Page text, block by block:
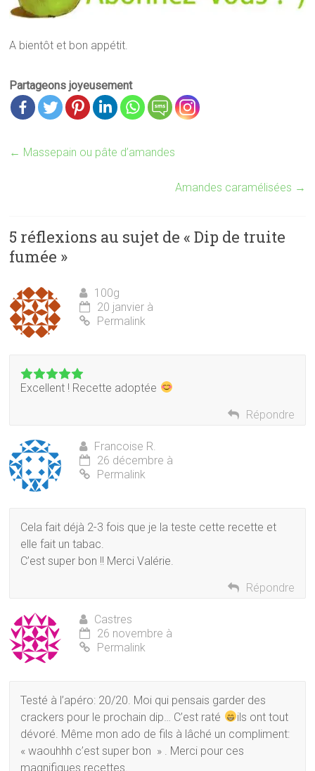
A bientôt et bon appétit.
Partageons joyeusement
← Massepain ou pâte d’amandes
Amandes caramélisées →
5 réflexions au sujet de «Dip de truite
fumée »
100g
20 janvier à
Permalink
Excellent ! Recette adoptée
Répondre
Francoise R.
26 décembre à
Permalink
Cela fait déjà 2-3 fois que je la teste cette recette et
elle fait un tabac.
C’est super bon !! Merci Valérie.
Répondre
Castres
26 novembre à
Permalink
Testé à l’apéro: 20/20. Moi qui pensais garder des
crackers pour le prochain dip… C’est raté
ils ont tout
dévoré. Même mon ado de fils à lâché un compliment:
« waouhhh c’est super bon » . Merci pour ces
magnifiques recettes.